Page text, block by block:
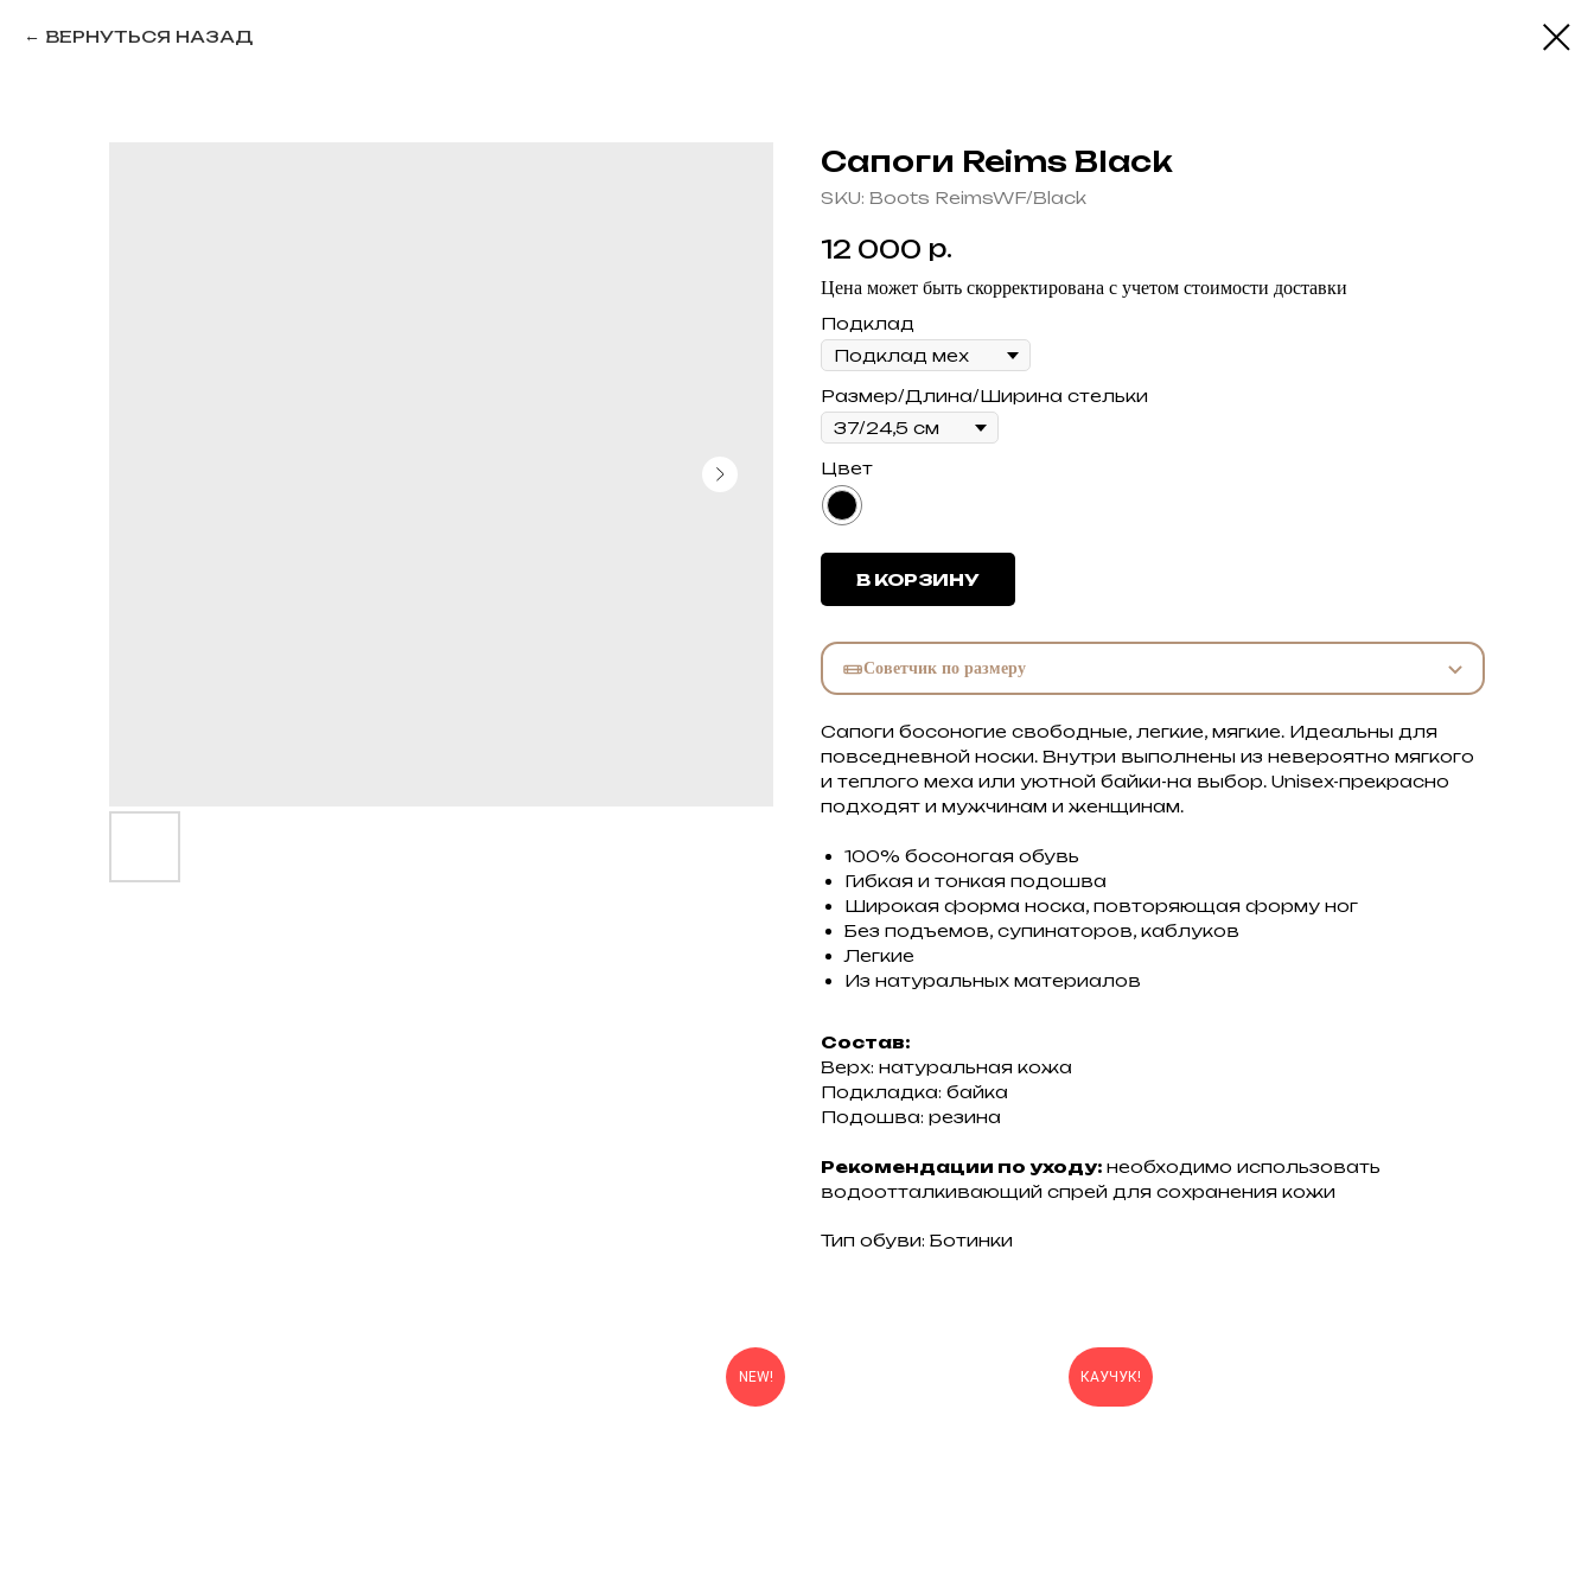
ВЕРНУТЬСЯ НАЗАД
Сапоги Reims Black
SKU: Boots ReimsWF/Black
12 000 р.
Цена может быть скорректирована с учетом стоимости доставки
Подклад
Размер/Длина/Ширина стельки
Цвет
В КОРЗИНУ
Советчик по размеру
Сапоги босоногие свободные, легкие, мягкие. Идеальны для
повседневной носки. Внутри выполнены из невероятно мягкого
и теплого меха или уютной байки-на выбор. Unisex-прекрасно
подходят и мужчинам и женщинам.
100% босоногая обувь
Гибкая и тонкая подошва
Широкая форма носка, повторяющая форму ног
Без подъемов, супинаторов, каблуков
Легкие
Из натуральных материалов
Состав:
Верх: натуральная кожа
Подкладка: байка
Подошва: резина
Рекомендации по уходу: необходимо использовать
водоотталкивающий спрей для сохранения кожи
Тип обуви: Ботинки
NEW! КАУЧУК!